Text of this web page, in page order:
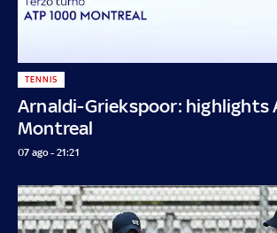
Arnaldi-Griekspoor: highlights
Montreal
TENNIS
07 ago - 21:21